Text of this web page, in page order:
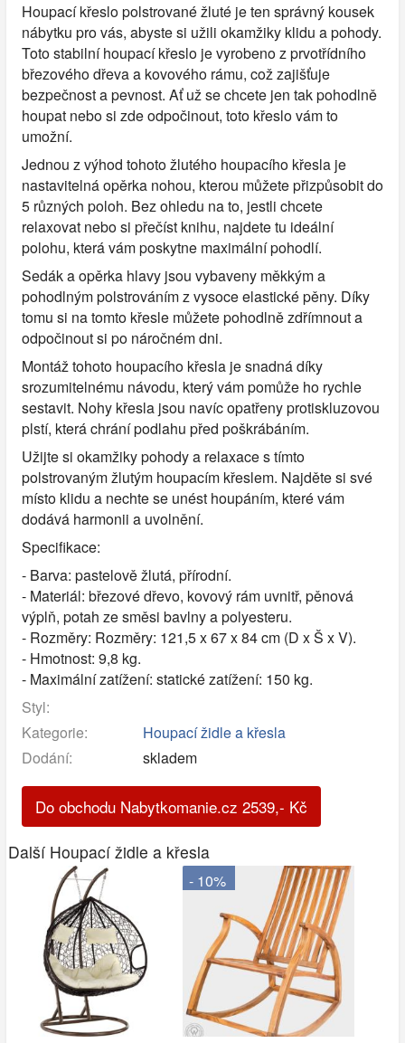
Houpací křeslo polstrované žluté je ten správný kousek
nábytku pro vás, abyste si užili okamžiky klidu a pohody.
Toto stabilní houpací křeslo je vyrobeno z prvotřídního
březového dřeva a kovového rámu, což zajišťuje
bezpečnost a pevnost. Ať už se chcete jen tak pohodlně
houpat nebo si zde odpočinout, toto křeslo vám to
umožní.
Jednou z výhod tohoto žlutého houpacího křesla je
nastavitelná opěrka nohou, kterou můžete přizpůsobit do
5 různých poloh. Bez ohledu na to, jestli chcete
relaxovat nebo si přečíst knihu, najdete tu ideální
polohu, která vám poskytne maximální pohodlí.
Sedák a opěrka hlavy jsou vybaveny měkkým a
pohodlným polstrováním z vysoce elastické pěny. Díky
tomu si na tomto křesle můžete pohodlně zdřímnout a
odpočinout si po náročném dni.
Montáž tohoto houpacího křesla je snadná díky
srozumitelnému návodu, který vám pomůže ho rychle
sestavit. Nohy křesla jsou navíc opatřeny protiskluzovou
plstí, která chrání podlahu před poškrábáním.
Užijte si okamžiky pohody a relaxace s tímto
polstrovaným žlutým houpacím křeslem. Najděte si své
místo klidu a nechte se unést houpáním, které vám
dodává harmonii a uvolnění.
Specifikace:
- Barva: pastelově žlutá, přírodní.
- Materiál: březové dřevo, kovový rám uvnitř, pěnová
výplň, potah ze směsi bavlny a polyesteru.
- Rozměry: Rozměry: 121,5 x 67 x 84 cm (D x Š x V).
- Hmotnost: 9,8 kg.
- Maximální zatížení: statické zatížení: 150 kg.
Styl:
Kategorie:
Houpací židle a křesla
Dodání:
skladem
Do obchodu Nabytkomanie.cz 2539,- Kč
Další Houpací židle a křesla
- 10%